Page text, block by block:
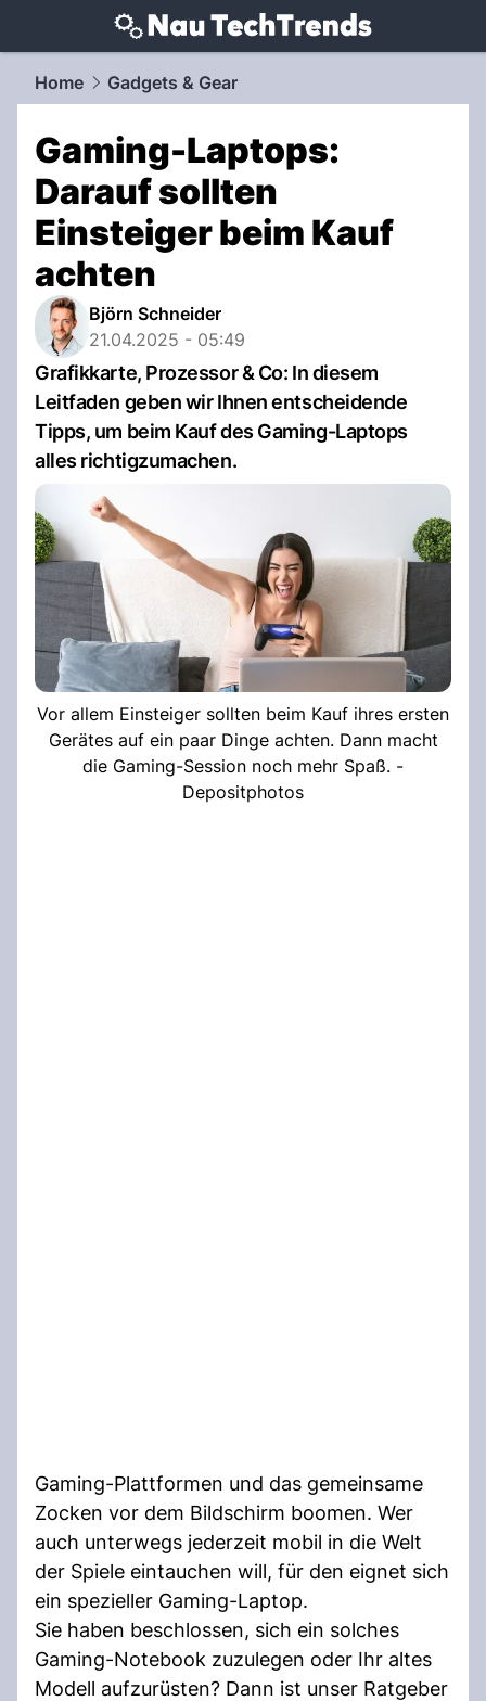
techtrends.NAU.ch
Home Gadgets & Gear
Gaming-Laptops:
Darauf sollten
Einsteiger beim Kauf
achten
Björn Schneider
21.04.2025 - 05:49
Grafikkarte, Prozessor & Co: In diesem
Leitfaden geben wir Ihnen entscheidende
Tipps, um beim Kauf des Gaming-Laptops
alles richtigzumachen.
Vor allem Einsteiger sollten beim Kauf ihres ersten
Gerätes auf ein paar Dinge achten. Dann macht
die Gaming-Session noch mehr Spaß. -
Depositphotos
Gaming-Plattformen und das gemeinsame
Zocken vor dem Bildschirm boomen. Wer
auch unterwegs jederzeit mobil in die Welt
der Spiele eintauchen will, für den eignet sich
ein spezieller Gaming-Laptop.
Sie haben beschlossen, sich ein solches
Gaming-Notebook zuzulegen oder Ihr altes
Modell aufzurüsten? Dann ist unser Ratgeber